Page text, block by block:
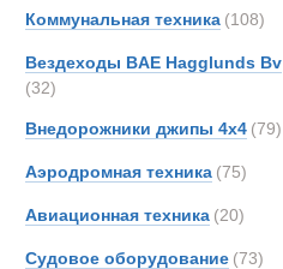
Коммунальная техника (108)
Вездеходы BAE Hagglunds Bv
(32)
Внедорожники джипы 4х4 (79)
Аэродромная техника (75)
Авиационная техника (20)
Судовое оборудование (73)